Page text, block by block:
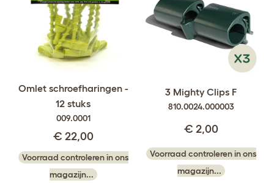
Omlet schroefharingen -
12 stuks
009.0001
€ 22,00
Voorraad controleren in ons
magazijn...
3 Mighty Clips F
810.0024.000003
€ 2,00
Voorraad controleren in ons
magazijn...